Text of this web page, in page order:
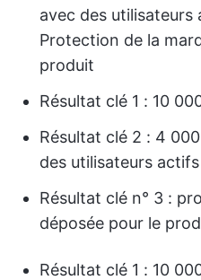
avec des utilisateurs
Protection de la
produit
Résultat clé 1 : 10
Résultat clé 2 : 4
des utilisateurs actifs
Résultat clé n° 3 :
déposée pour le
Résultat clé 1 : 10